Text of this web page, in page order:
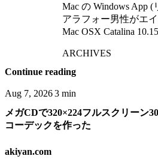
Mac の Windows App
アラフォー男性がエ
Mac OSX Catalina
ARCHIVES
Continue reading
Aug 7, 20263 min
メガCDで320×224フルスクリーン
コーデックを作った
akiyan.com